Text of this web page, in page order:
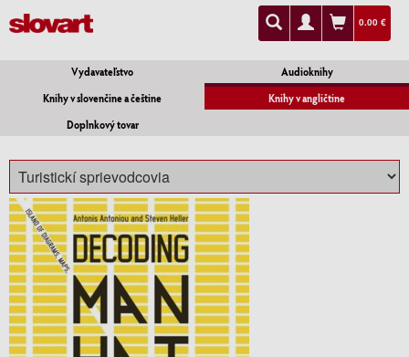
0.00 €
Vydavateľstvo
Audioknihy
Knihy v slovenčine a češtine
Knihy v angličtine
Doplnkový tovar